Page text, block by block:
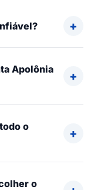
Apolônia
o
o